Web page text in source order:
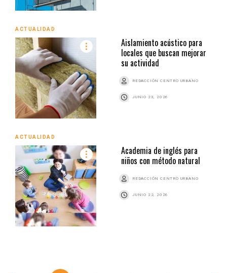
ACTUALIDAD
Aislamiento acústico para
locales que buscan mejorar
su actividad
REDACCIÓN CENTRO URBANO
JUNIO 23, 2026
ACTUALIDAD
Academia de inglés para
niños con método natural
REDACCIÓN CENTRO URBANO
JUNIO 22, 2026